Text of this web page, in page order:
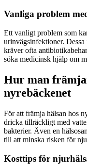
Vanliga problem
Ett vanligt problem som
urinvägsinfektioner.
kräver ofta
söka medicinsk hjälp om
Hur man
nyrebäckenet
För att främja hälsan hos
dricka tillräckligt med
bakterier. Även en
till att minska risken för
Kosttips för